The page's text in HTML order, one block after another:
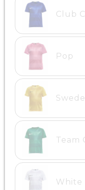
Club
Pop
Team
White